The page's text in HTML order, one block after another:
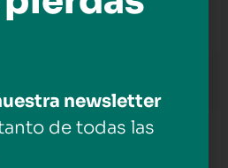
newsletter
de todas las